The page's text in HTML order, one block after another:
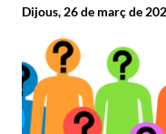
Dijous, 26 de març de